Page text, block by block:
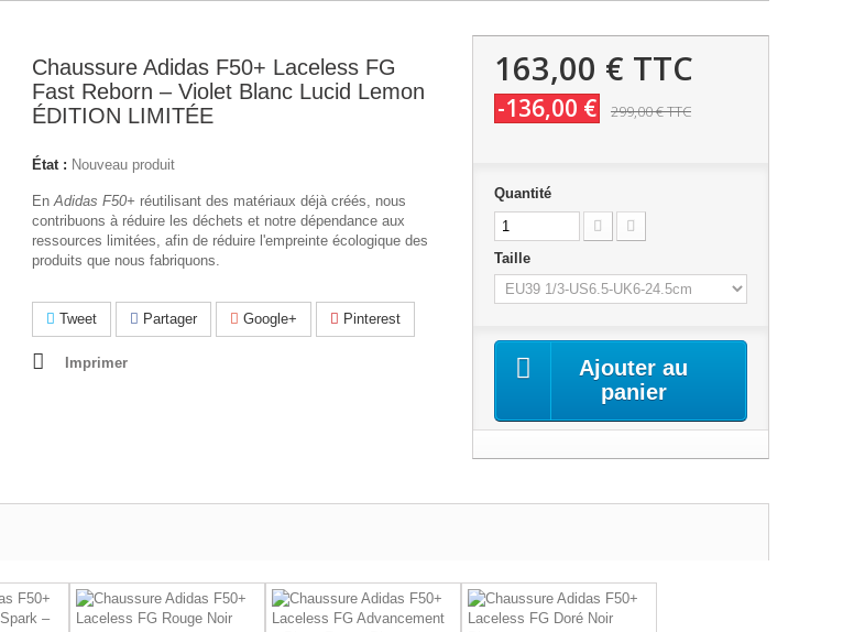
Chaussure Adidas F50+ Laceless FG
Fast Reborn – Violet Blanc Lucid Lemon
ÉDITION LIMITÉE
État : Nouveau produit
En Adidas F50+ réutilisant des matériaux déjà créés, nous
contribuons à réduire les déchets et notre dépendance aux
ressources limitées, afin de réduire l'empreinte écologique des
produits que nous fabriquons.
Tweet Partager Google+ Pinterest
Imprimer
163,00 € TTC
-136,00 € 299,00 €TTC
Quantité
Taille
Ajouter au
panier